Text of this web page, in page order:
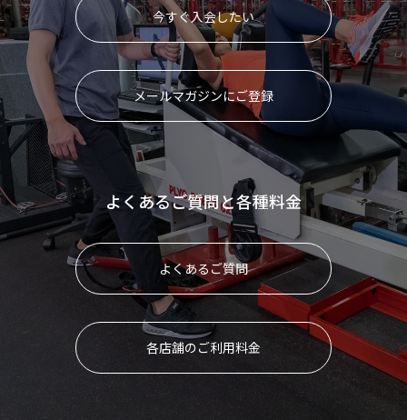
今すぐ入会したい
メールマガジンにご登録
よくあるご質問と各種料金
よくあるご質問
各店舗のご利用料金